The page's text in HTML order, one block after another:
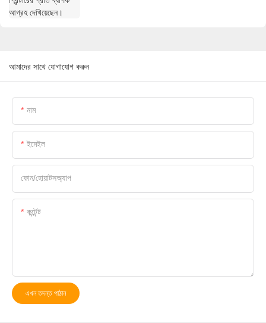
আমাদের সাথে যোগাযোগ করুন
নাম
ইমেইল
ফোন/হোয়াটসঅ্যাপ
কন্টেন্ট
এখন তদন্ত পাঠান